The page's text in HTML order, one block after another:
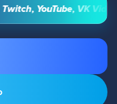
YouTube, VK Video